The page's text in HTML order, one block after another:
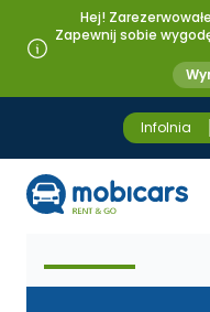
Hej!
Zapewnij sobie
Infolnia
Mobicars.pl
Klasa VAN (7 os.)
Toyota